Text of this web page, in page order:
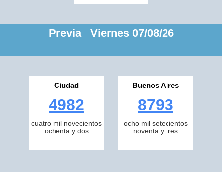
Previa Viernes 07/08/26
Ciudad
4982
cuatro mil novecientos
ochenta y dos
Buenos Aires
8793
ocho mil setecientos
noventa y tres